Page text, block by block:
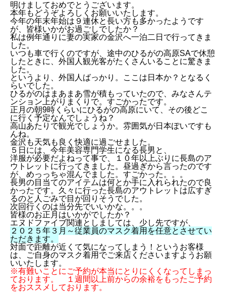
明けましておめでとうございます。
本年もどうぞよろしくお願いいたします。
今年の年末年始は９連休と長い方も多かったようです
が、皆様いかがお過ごしでしたか？
私は例年通りに妻の実家の金沢へ一泊二日で行ってきま
した。
いつも車で行くのですが、途中のひるがの高原SAで休憩
したときに、外国人観光客がたくさんいることに驚きま
した。
というより、外国人ばっかり。ここは日本か？となるく
らいでした。
ひるがのはまあまあ雪が積もっていたので、みなさんテ
ンション上がりまくりで。すごかったです。
正月の朝9時くらいにひるがの高原にいて、その後どこ
に行く予定なんでしょうね？
高山あたりで観光でしょうか。雰囲気が日本ぽいですも
んね。
金沢も天気も良く快適に過ごせました。
５日には、今年美容専門学生になる長男と、
洋服が必要だよねって事で、１０年以上ぶりに長島のア
ウトレットに行ってきました。昼過ぎから言ったのです
が、めっっちゃ混んでました。すごかった。。。
長男の目当てのアイテムは何とか手に入れられたので良
かったです。久々に行った長島のアウトレットは広すぎ
るのと人ごみで目が回りそうでした。
次回行くのは当分先でいいかな。。。
皆様のお正月はいかがでしたか？
エヌドファイブ関連としましては、少し先ですが、
２０２５年３月～従業員のマスク着用を任意とさせてい
ただきます。
対面で距離が近くて気になってしまう！というお客様
は、ご自身のマスク着用でご来店くださいますようお願
いいたします。
※有難いことにご予約が本当にとりにくくなってしまっ
ております。 １週間以上前からの余裕をもったご予約
をおススメしております。